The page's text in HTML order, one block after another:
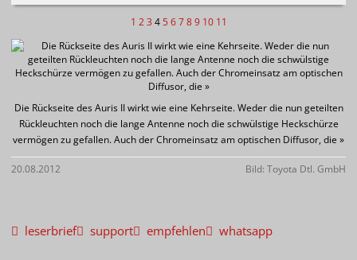
1 2 3 4 5 6 7 8 9 10 11
Die Rückseite des Auris II wirkt wie eine Kehrseite. Weder die nun geteilten
Rückleuchten noch die lange Antenne noch die schwülstige Heckschürze
vermögen zu gefallen. Auch der Chromeinsatz am optischen Diffusor, die »
20.08.2012 Bild: Toyota Dtl. GmbH
leserbrief support empfehlen whatsapp